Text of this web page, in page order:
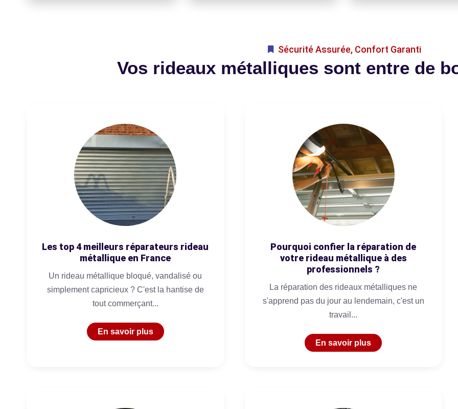
Sécurité Assurée, Confort Garanti
Vos rideaux métalliques sont entre de
Les top 4 meilleurs réparateurs rideau
métallique en France
Un rideau métallique bloqué, vandalisé ou
simplement capricieux ? C'est la hantise de
tout commerçant...
En savoir plus
Pourquoi confier la réparation de
votre rideau métallique à des
professionnels ?
La réparation des rideaux métalliques ne
s'apprend pas du jour au lendemain, c'est un
travail...
En savoir plus